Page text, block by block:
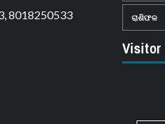
8018250533 ରାଶିଫଳ
Visitor